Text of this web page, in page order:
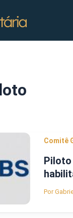
Comitê
Piloto
Por